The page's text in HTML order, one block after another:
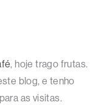
, hoje trago frutas.
blog, e tenho
as visitas.